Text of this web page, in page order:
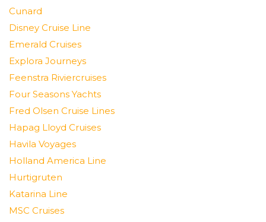
Cunard
Disney Cruise Line
Emerald Cruises
Explora Journeys
Feenstra Riviercruises
Four Seasons Yachts
Fred Olsen Cruise Lines
Hapag Lloyd Cruises
Havila Voyages
Holland America Line
Hurtigruten
Katarina Line
MSC Cruises